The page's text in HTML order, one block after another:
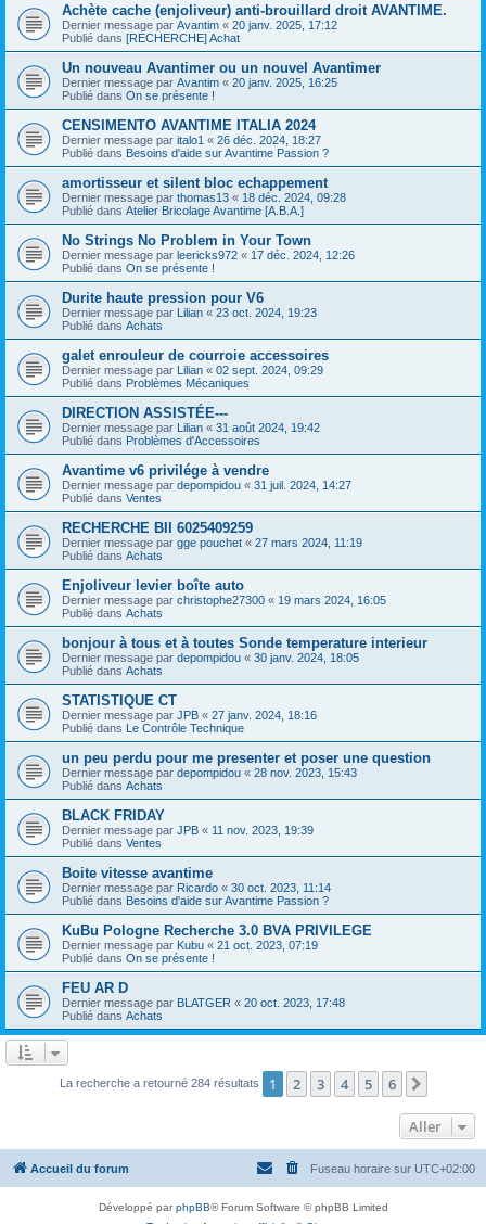
Achète cache (enjoliveur) anti-brouillard droit AVANTIME.
Dernier message par Avantim « 20 janv. 2025, 17:12
Publié dans [RECHERCHE] Achat
Un nouveau Avantimer ou un nouvel Avantimer
Dernier message par Avantim « 20 janv. 2025, 16:25
Publié dans On se présente !
CENSIMENTO AVANTIME ITALIA 2024
Dernier message par italo1 « 26 déc. 2024, 18:27
Publié dans Besoins d'aide sur Avantime Passion ?
amortisseur et silent bloc echappement
Dernier message par thomas13 « 18 déc. 2024, 09:28
Publié dans Atelier Bricolage Avantime [A.B.A.]
No Strings No Problem in Your Town
Dernier message par leericks972 « 17 déc. 2024, 12:26
Publié dans On se présente !
Durite haute pression pour V6
Dernier message par Lilian « 23 oct. 2024, 19:23
Publié dans Achats
galet enrouleur de courroie accessoires
Dernier message par Lilian « 02 sept. 2024, 09:29
Publié dans Problèmes Mécaniques
DIRECTION ASSISTÉE---
Dernier message par Lilian « 31 août 2024, 19:42
Publié dans Problèmes d'Accessoires
Avantime v6 privilége à vendre
Dernier message par depompidou « 31 juil. 2024, 14:27
Publié dans Ventes
RECHERCHE BII 6025409259
Dernier message par gge pouchet « 27 mars 2024, 11:19
Publié dans Achats
Enjoliveur levier boîte auto
Dernier message par christophe27300 « 19 mars 2024, 16:05
Publié dans Achats
bonjour à tous et à toutes Sonde temperature interieur
Dernier message par depompidou « 30 janv. 2024, 18:05
Publié dans Achats
STATISTIQUE CT
Dernier message par JPB « 27 janv. 2024, 18:16
Publié dans Le Contrôle Technique
un peu perdu pour me presenter et poser une question
Dernier message par depompidou « 28 nov. 2023, 15:43
Publié dans Achats
BLACK FRIDAY
Dernier message par JPB « 11 nov. 2023, 19:39
Publié dans Ventes
Boite vitesse avantime
Dernier message par Ricardo « 30 oct. 2023, 11:14
Publié dans Besoins d'aide sur Avantime Passion ?
KuBu Pologne Recherche 3.0 BVA PRIVILEGE
Dernier message par Kubu « 21 oct. 2023, 07:19
Publié dans On se présente !
FEU AR D
Dernier message par BLATGER « 20 oct. 2023, 17:48
Publié dans Achats
La recherche a retourné 284 résultats 1 2 3 4 5 6
Aller
Accueil du forum Fuseau horaire sur UTC+02:00
Développé parphpBB® Forum Software © phpBB Limited